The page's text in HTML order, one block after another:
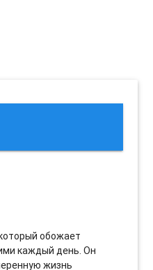
обожает
каждый день. Он
жизнь